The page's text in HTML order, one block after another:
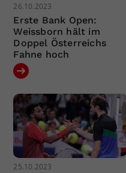
26.10.2023
Erste Bank Open:
Weissborn hält im
Doppel Österreichs
Fahne hoch
25.10.2023